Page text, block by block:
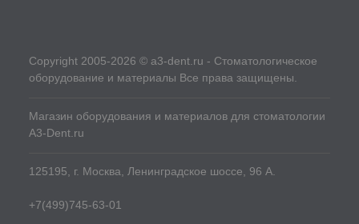
Copyright 2005-2026 © a3-dent.ru - Стоматологическое
оборудование и материалы Все права защищены.
Магазин оборудования и материалов для стоматологии
A3-Dent.ru
125195, г. Москва, Ленинградское шоссе, 96 А.
+7(499)745-63-01